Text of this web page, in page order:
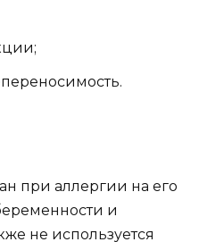
при аллергии на его
и
не используется